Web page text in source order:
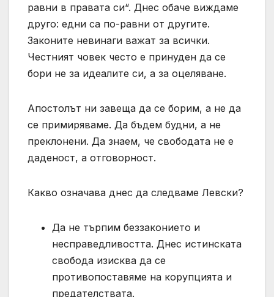
равни в правата си“. Днес обаче виждаме
друго: едни са по-равни от другите.
Законите невинаги важат за всички.
Честният човек често е принуден да се
бори не за идеалите си, а за оцеляване.
Апостолът ни завеща да се борим, а не да
се примиряваме. Да бъдем будни, а не
преклонени. Да знаем, че свободата не е
даденост, а отговорност.
Какво означава днес да следваме Левски?
Да не търпим беззаконието и
несправедливостта. Днес истинската
свобода изисква да се
противопоставяме на корупцията и
предателствата.